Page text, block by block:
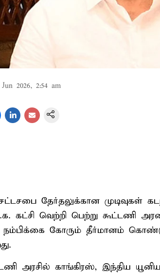
2026, 2:54 am
தேர்தலுக்கான முடிவுகள்
கட்சி வெற்றி பெற்று கூட்டணி
நம்பிக்கை கோரும் தீர்மானம்
அரசில் காங்கிரஸ், இந்திய